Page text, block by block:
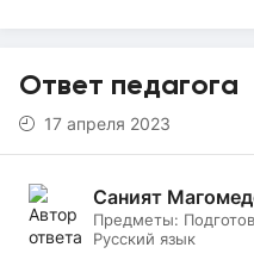
Ответ педагога
17 апреля 2023
Саният
Предметы:
Русский язык